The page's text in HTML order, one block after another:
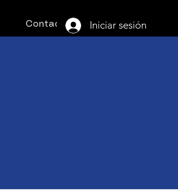
Contacto Iniciar sesión